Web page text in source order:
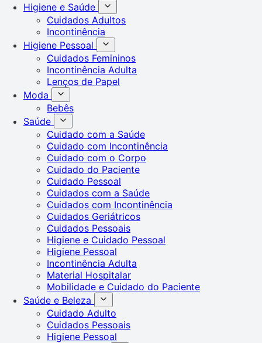
Higiene e Saúde
Cuidados Adultos
Incontinência
Higiene Pessoal
Cuidados Femininos
Incontinência Adulta
Lenços de Papel
Moda
Bebês
Saúde
Cuidado com a Saúde
Cuidado com Incontinência
Cuidado com o Corpo
Cuidado do Paciente
Cuidado Pessoal
Cuidados com a Saúde
Cuidados com Incontinência
Cuidados Geriátricos
Cuidados Pessoais
Higiene e Cuidado Pessoal
Higiene Pessoal
Incontinência Adulta
Material Hospitalar
Mobilidade e Cuidado do Paciente
Saúde e Beleza
Cuidado Adulto
Cuidados Pessoais
Higiene Pessoal